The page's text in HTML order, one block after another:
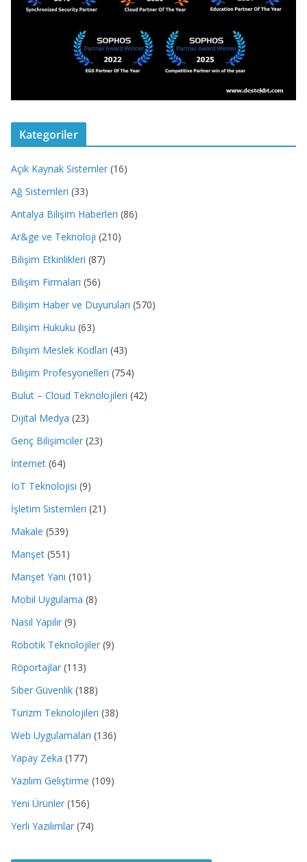
Kategoriler
Açık Kaynak Sistemler (16)
Ağ Sistemleri (33)
Antalya Bilişim Haberleri (86)
Ar&ge ve Teknoloji (210)
Bilişim Etkinlikleri (87)
Bilişim Firmaları (56)
Bilişim Haber ve Duyuruları (570)
Bilişim Hukuku (63)
Bilişim Meslek Kodları (43)
Bilişim Profesyonelleri (754)
Bulut – Cloud Teknolojileri (42)
Dijital Medya (23)
Genç Bilişimciler (23)
İnternet (64)
IoT Teknolojisi (9)
İşletim Sistemleri (21)
Makale (539)
Manşet (551)
Manşet Yanı (101)
Mobil Uygulama (8)
Nasıl Yapılır (9)
Robotik Teknolojiler (9)
Röportajlar (113)
Siber Güvenlik (188)
Turizm Teknolojileri (38)
Web Uygulamaları (136)
Yapay Zeka (177)
Yazılım Geliştirme (109)
Yeni Ürünler (156)
Yerli Yazılımlar (74)